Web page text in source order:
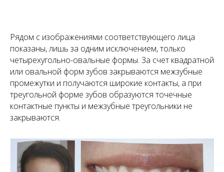
Рядом с изображениями соответствующего лица
показаны, лишь за одним исключением, только
четырехугольно-овальные формы. За счет квадратной
или овальной форм зубов закрываются межзубные
промежутки и получаются широкие контакты, а при
треугольной форме зубов образуются точечные
контактные пункты и межзубные треугольники не
закрываются.